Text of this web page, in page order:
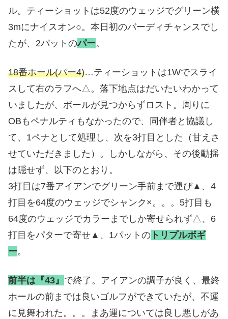
ル。ティーショットは52度のウェッジでグリーン横
3mにナイスオン○。本日初のバーディチャンスでし
たが、2パットのパー。
18番ホール(パー4)…ティーショットは1Wでスライ
スして右のラフへ△。落下地点はだいたいわかって
いましたが、ボールが見つからずロスト。周りに
OBもペナルティもなかったので、同伴者と協議し
て、1ペナとして処理し、次を3打目とした（甘えさ
せていただきました）。しかしながら、その後動揺
は隠せず、以下のとおり。
3打目は7番アイアンでグリーン手前まで運び▲、4
打目を64度のウェッジでシャンク×。。。5打目も
64度のウェッジでカラーまでしか寄せられず△、6
打目をパターで寄せ▲、1パットの トリプルボギ
ー。
前半は『43』 で終了。アイアンの調子が良く、最終
ホールの前までは良いゴルフができていたが、不運
に見舞われた。。。まあ運については良し悪しがあ